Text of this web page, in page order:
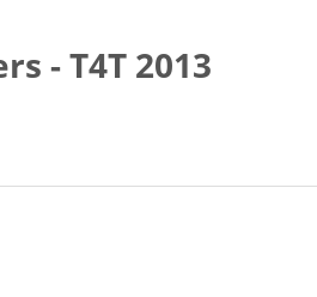
- T4T 2013